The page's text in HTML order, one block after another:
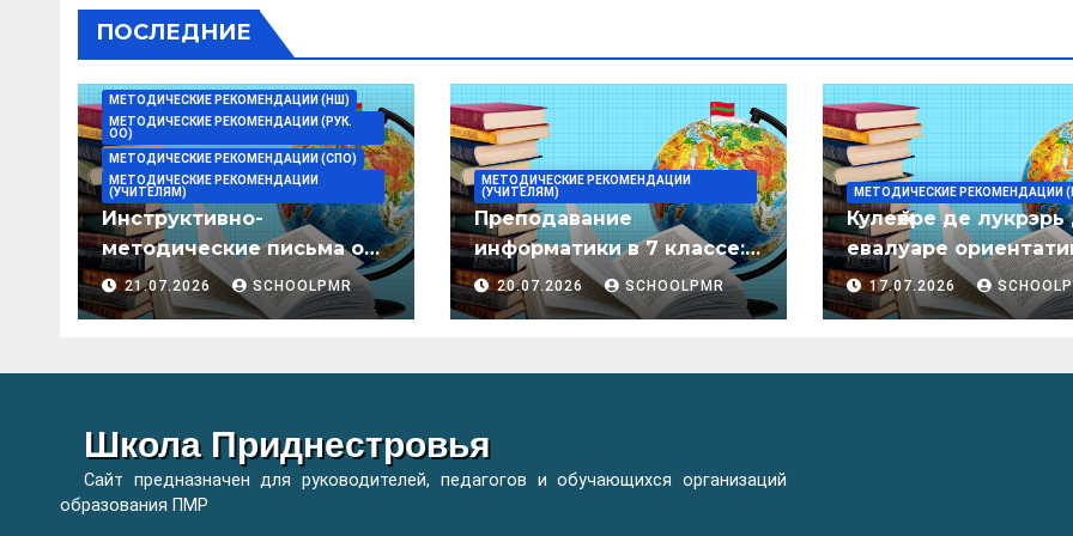
ПОСЛЕДНИЕ
МЕТОДИЧЕСКИЕ РЕКОМЕНДАЦИИ (НШ)
МЕТОДИЧЕСКИЕ РЕКОМЕНДАЦИИ (РУК.
ОО)
МЕТОДИЧЕСКИЕ РЕКОМЕНДАЦИИ (СПО)
МЕТОДИЧЕСКИЕ РЕКОМЕНДАЦИИ
(УЧИТЕЛЯМ)
Инструктивно-
методические письма о
преподавании учебных
предметов/дисциплин в
образования ПМР на
21.07.2026 SCHOOLPMR
МЕТОДИЧЕСКИЕ РЕКОМЕНДАЦИИ
(УЧИТЕЛЯМ)
Преподавание
информатики в 7 классе:
методическое пособие
20.07.2026 SCHOOLPMR
МЕТОДИЧЕСКИЕ РЕКОМЕНДАЦИИ
Кулеӂере де лукрэрь
евалуаре
лимба
пентру елевий
организациилор де
17.07.2026
Школа Приднестровья
Сайт предназначен для руководителей, педагогов и обучающихся организаций
образования ПМР